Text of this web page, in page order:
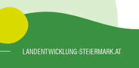
LANDENTWICKLUNG-STEIERMARK.AT